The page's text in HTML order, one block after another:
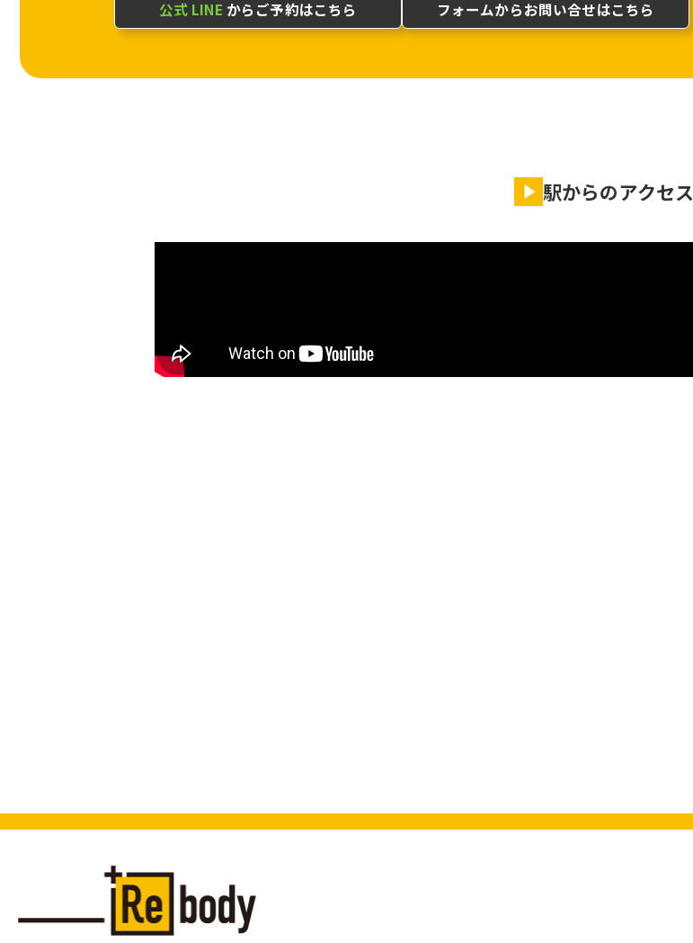
公式 LINE からご予約はこちら フォームからお問い合せはこちら
駅からのアクセス